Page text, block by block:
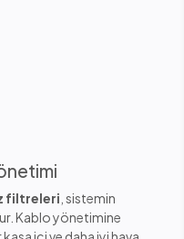
filtreleri , sistemin
Kablo yönetimine